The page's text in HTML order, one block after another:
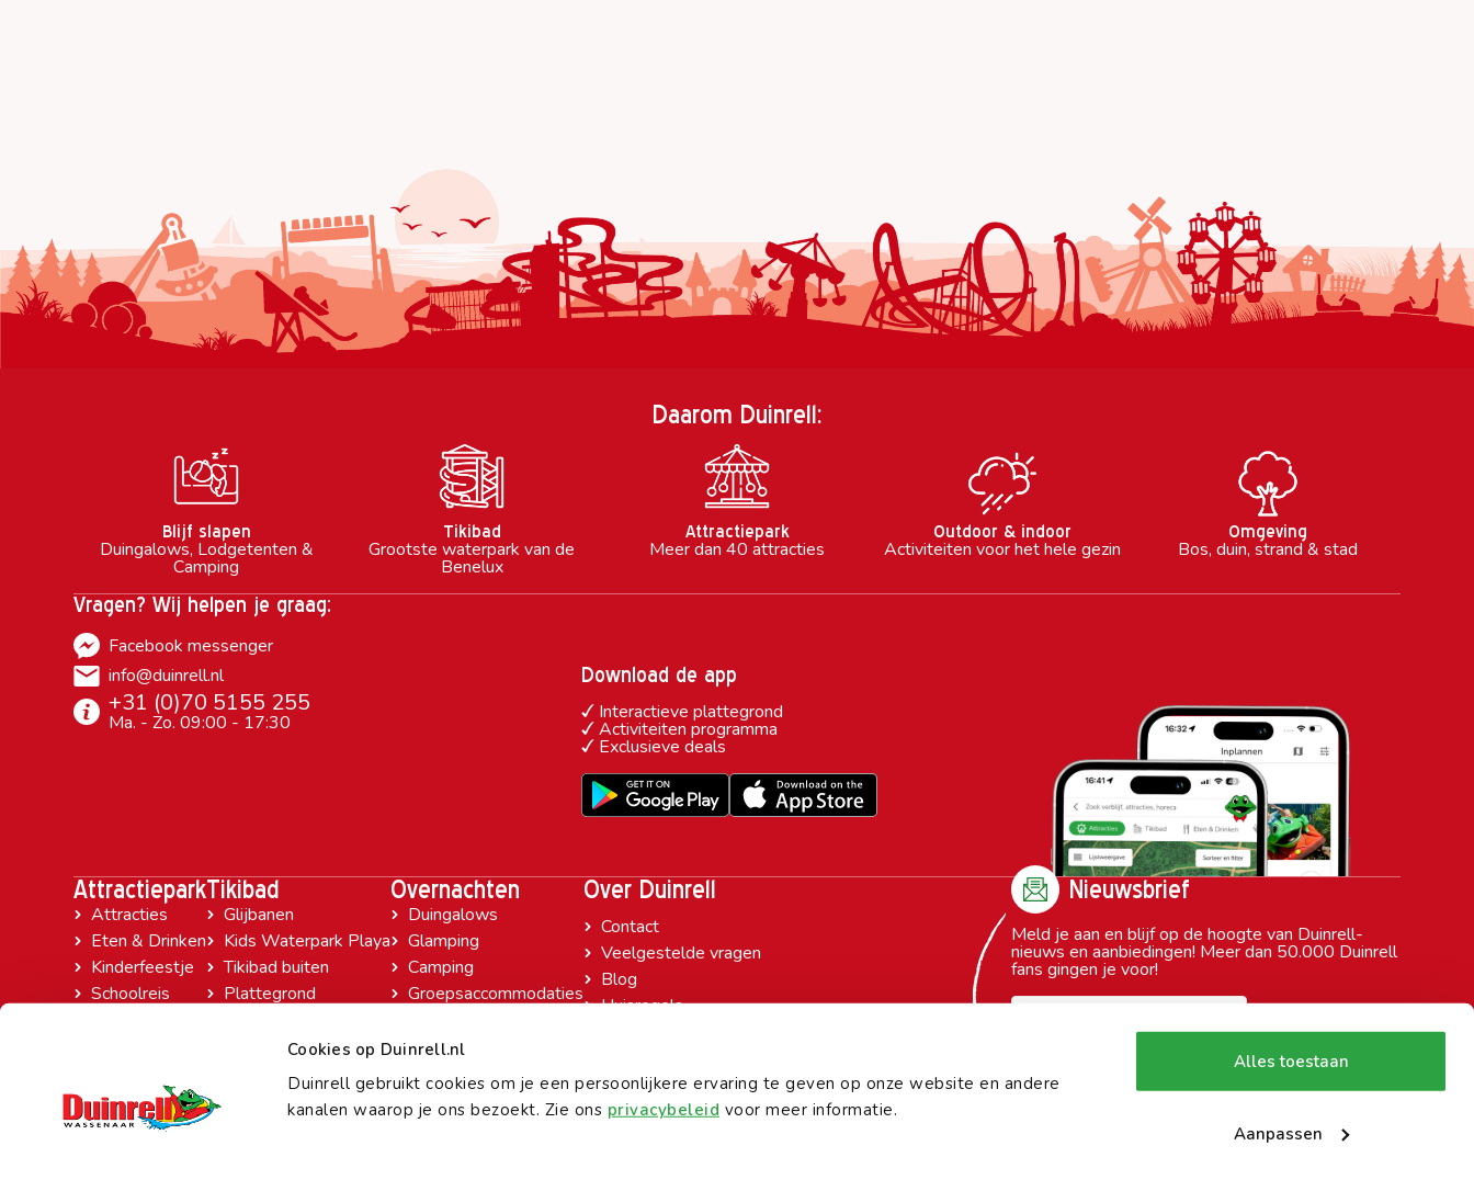
Cookies op Duinrell.nl
Duinrell gebruikt cookies om je een persoonlijkere ervaring te geven op onze website en andere
kanalen waarop je ons bezoekt. Zie ons privacybeleid voor meer informatie.
Alles toestaan
Aanpassen
Daarom Duinrell:
Blijf slapen
Duingalows, Lodgetenten &
Camping
Tikibad
Grootste waterpark van de
Benelux
Attractiepark
Meer dan 40 attracties
Outdoor & indoor
Activiteiten voor het hele gezin
Omgeving
Bos, duin, strand & stad
Vragen? Wij helpen je graag:
Facebook messenger
info@duinrell.nl
+31 (0)70 5155 255
Ma. - Zo. 09:00 - 17:30
Download de app
Interactieve plattegrond
Activiteiten programma
Exclusieve deals
Attractiepark
Attracties
Eten & Drinken
Kinderfeestje
Schoolreis
Tikibad
Glijbanen
Kids Waterpark Playa
Tikibad buiten
Plattegrond
Overnachten
Duingalows
Glamping
Camping
Groepsaccommodaties
Voorwaarden
Over Duinrell
Contact
Veelgestelde vragen
Blog
Huisregels
Nieuwsbrief
Meld je aan en blijf op de hoogte van Duinrell-
nieuws en aanbiedingen! Meer dan 50.000 Duinrell
fans gingen je voor!